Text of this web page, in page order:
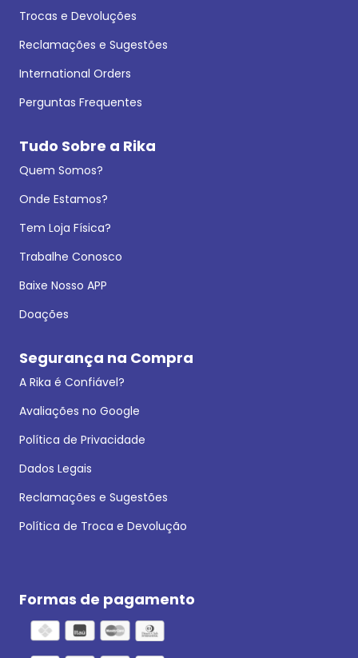
Trocas e Devoluções
Reclamações e Sugestões
International Orders
Perguntas Frequentes
Tudo Sobre a Rika
Quem Somos?
Onde Estamos?
Tem Loja Física?
Trabalhe Conosco
Baixe Nosso APP
Doações
Segurança na Compra
A Rika é Confiável?
Avaliações no Google
Política de Privacidade
Dados Legais
Reclamações e Sugestões
Política de Troca e Devolução
Formas de pagamento